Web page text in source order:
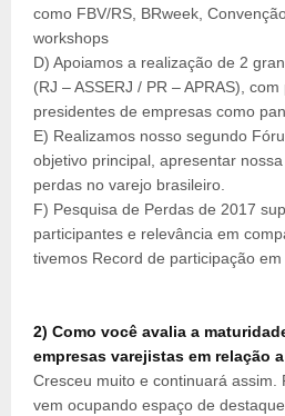
como FBV/RS, BRweek,
workshops
D) Apoiamos a realização de 2
(RJ – ASSERJ / PR – APRAS),
presidentes de empresas como
E) Realizamos nosso segundo
objetivo principal, apresentar
perdas no varejo brasileiro.
F) Pesquisa de Perdas de 2017
participantes e relevância em
tivemos Record de participação
2) Como você avalia a
empresas varejistas em relação
Cresceu muito e continuará assim.
vem ocupando espaço de